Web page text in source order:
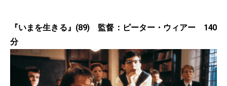
『いまを生きる』(89) 監督：ピーター・ウィアー 140
分